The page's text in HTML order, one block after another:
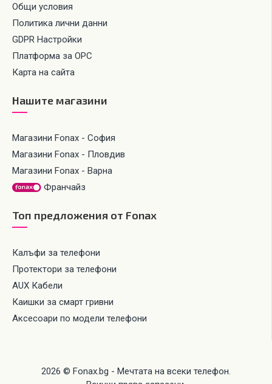
Общи условия
Политика лични данни
GDPR Настройки
Платформа за ОРС
Карта на сайта
Нашите магазини
Магазини Fonax - София
Магазини Fonax - Пловдив
Магазини Fonax - Варна
Франчайз
Топ предложения от Fonax
Калъфи за телефони
Протектори за телефони
AUX Кабели
Каишки за смарт гривни
Аксесоари по модели телефони
2026 © Fonax.bg - Мечтата на всеки телефон.